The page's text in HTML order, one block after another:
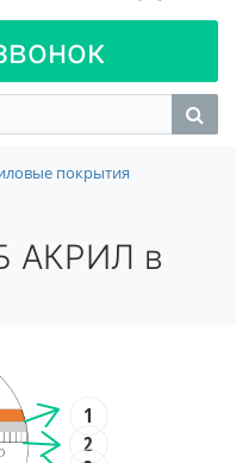
покрытия
АКРИЛ в
1
2